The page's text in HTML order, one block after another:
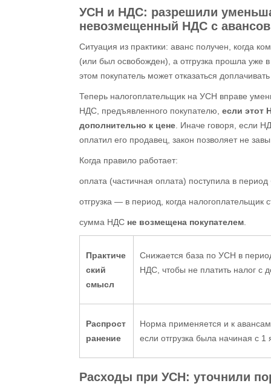
УСН и НДС: разрешили
невозмещенный НДС с авансов
Ситуация из практики: аванс получен, когда
(или был освобожден), а отгрузка прошла уже
этом покупатель может отказаться
Теперь налогоплательщик на УСН вправе
НДС, предъявленного покупателю, если этот
дополнительно к цене . Иначе говоря, если
оплатил его продавец, закон позволяет не
Когда правило работает:
оплата (частичная оплата) поступила в
отгрузка — в период, когда
сумма НДС не возмещена покупателем
Практиче
ский
смысл
Снижается база по УСН в
НДС, чтобы не платить налог с
Распрост
ранение
Норма применяется и к
если отгрузка была начиная с
Расходы при УСН: уточнили